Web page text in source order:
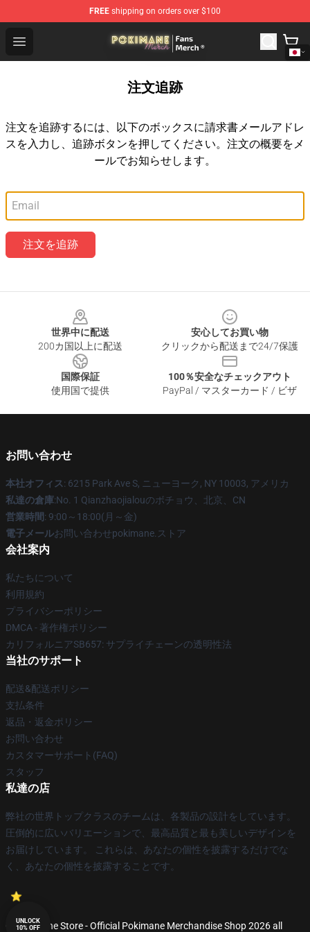
FREE shipping on orders over $100
Open menu
Pokimane Store - Official Pokimane Merchandise Shop
注文追跡
注文を追跡するには、以下のボックスに請求書メールアドレ
スを入力し、追跡ボタンを押してください。注文の概要をメ
ールでお知らせします。
注文を追跡
世界中に配送
200カ国以上に配送
安心してお買い物
クリックから配送まで24/7保護
国際保証
使用国で提供
100％安全なチェックアウト
PayPal / マスターカード / ビザ
お問い合わせ
本社オフィス: 6215 Park Ave S, ニューヨーク, NY 10003, アメリカ
私達の倉庫:No. 1 Qianzhaojialouのボチョウ、北京、CN
営業時間: 9:00～18:00(月～金)
電子メールお問い合わせpokimane.ストア
会社案内
私たちについて
利用規約
プライバシーポリシー
DMCA - 著作権ポリシー
カリフォルニアSB657: サプライチェーンの透明性法
当社のサポート
配送&配送ポリシー
支払条件
返品・返金ポリシー
お問い合わせ
カスタマーサポート(FAQ)
スタッフ
私達の店
弊社の世界トップクラスのチームは、各製品の設計をしています。
圧倒的に広いバリエーションで、最高品質と最も美しいデザインを
お届けしています。 これらは、あなたの個性を披露するだけでな
く、あなたの個性を披露することです。
© Pokimane Store - Official Pokimane Merchandise Shop 2026 all
UNLOCK
10% OFF